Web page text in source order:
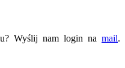
Wyślij nam login na mail.